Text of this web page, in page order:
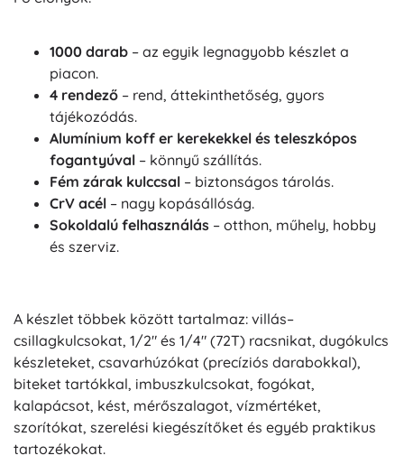
1000 darab – az egyik legnagyobb készlet a
piacon.
4 rendező – rend, áttekinthetőség, gyors
tájékozódás.
Alumínium koff er kerekekkel és teleszkópos
fogantyúval – könnyű szállítás.
Fém zárak kulccsal – biztonságos tárolás.
CrV acél – nagy kopásállóság.
Sokoldalú felhasználás – otthon, műhely, hobby
és szerviz.
A készlet többek között tartalmaz: villás–
csillagkulcsokat, 1/2" és 1/4" (72T) racsnikat, dugókulcs
készleteket, csavarhúzókat (precíziós darabokkal),
biteket tartókkal, imbuszkulcsokat, fogókat,
kalapácsot, kést, mérőszalagot, vízmértéket,
szorítókat, szerelési kiegészítőket és egyéb praktikus
tartozékokat.